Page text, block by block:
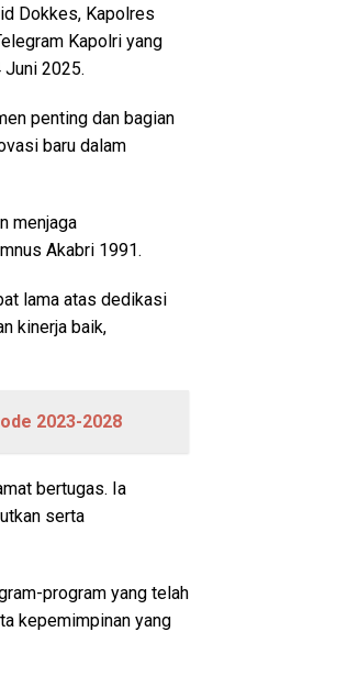
Dokkes, Kapolres
Kapolri yang
2025.
penting dan bagian
baru dalam
menjaga
Akabri 1991.
lama atas dedikasi
kinerja baik,
2023-2028
bertugas. Ia
serta
program yang telah
kepemimpinan yang